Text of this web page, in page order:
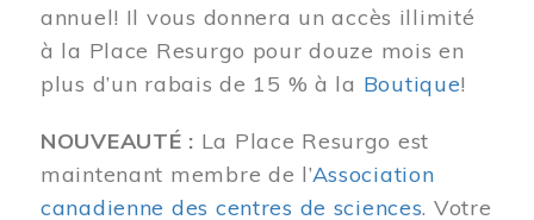
annuel! Il vous donnera un accès illimité
à la Place Resurgo pour douze mois en
plus d’un rabais de 15 % à la Boutique!
NOUVEAUTÉ : La Place Resurgo est
maintenant membre de l’Association
canadienne des centres de sciences. Votre